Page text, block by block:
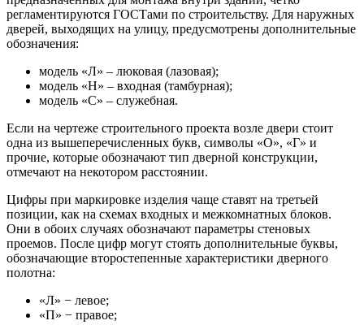
регламентируются ГОСТами по строительству. Для наружных
дверей, выходящих на улицу, предусмотрены дополнительные
обозначения:
модель «Л» – люковая (лазовая);
модель «Н» – входная (тамбурная);
модель «С» – служебная.
Если на чертеже строительного проекта возле двери стоит
одна из вышеперечисленных букв, символы «О», «Г» и
прочие, которые обозначают тип дверной конструкции,
отмечают на некотором расстоянии.
Цифры при маркировке изделия чаще ставят на третьей
позиции, как на схемах входных и межкомнатных блоков.
Они в обоих случаях обозначают параметры стеновых
проемов. После цифр могут стоять дополнительные буквы,
обозначающие второстепенные характеристики дверного
полотна:
«Л» − левое;
«П» − правое;